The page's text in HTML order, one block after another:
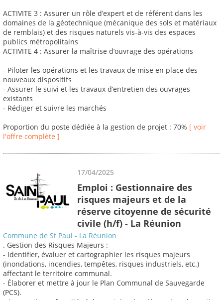
ACTIVITE 3 : Assurer un rôle d’expert et de référent dans les
domaines de la géotechnique (mécanique des sols et matériaux
de remblais) et des risques naturels vis-à-vis des espaces
publics métropolitains
ACTIVITE 4 : Assurer la maîtrise d’ouvrage des opérations
- Piloter les opérations et les travaux de mise en place des
nouveaux dispositifs
- Assurer le suivi et les travaux d’entretien des ouvrages
existants
- Rédiger et suivre les marchés
Proportion du poste dédiée à la gestion de projet : 70% [ voir
l'offre complète ]
17/04/2025
Emploi : Gestionnaire des
risques majeurs et de la
réserve citoyenne de sécurité
civile (h/f) - La Réunion
Commune de St Paul - La Réunion
. Gestion des Risques Majeurs :
- Identifier, évaluer et cartographier les risques majeurs
(inondations, incendies, tempêtes, risques industriels, etc.)
affectant le territoire communal.
- Élaborer et mettre à jour le Plan Communal de Sauvegarde
(PCS).